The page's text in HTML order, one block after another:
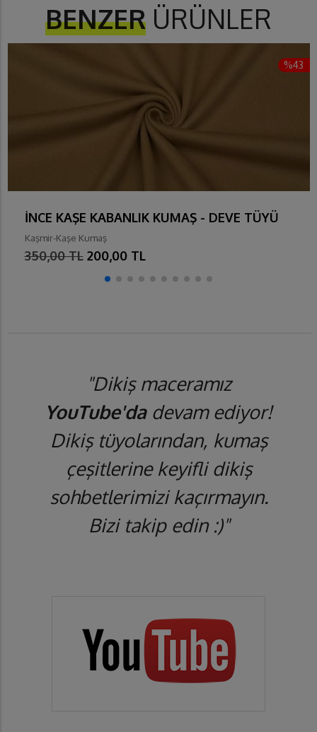
BENZER ÜRÜNLER
%43
İNCE KAŞE KABANLIK KUMAŞ - DEVE TÜYÜ
Kaşmir-Kaşe Kumaş
350,00 TL 200,00 TL
"Dikiş maceramız
YouTube'dadevam ediyor!
Dikiş tüyolarından, kumaş
çeşitlerine keyifli dikiş
sohbetlerimizi kaçırmayın.
Bizi takip edin :)"